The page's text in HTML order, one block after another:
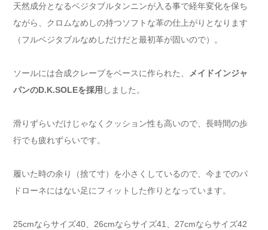
天然成分となるベジタブルタンニンが入る事で経年変化を保ち
ながら、クロムなめしの持つソフトな革の仕上がりとなります
（フルベジタブルなめしだけだと最初革が固いので）。
ソールには合成クレープをベースに作られた、 メイドインジャ
パンのD.K.SOLEを採用 しました。
滑りずらいだけじゃなくクッション性も高いので、長時間の歩
行でも疲れずらいです。
履いた時の余り（捨て寸）を小さくしているので、今までのパ
ドローネにはない足にフィットした作りとなっています。
25cmならサイズ40、26cmならサイズ41、27cmならサイズ42